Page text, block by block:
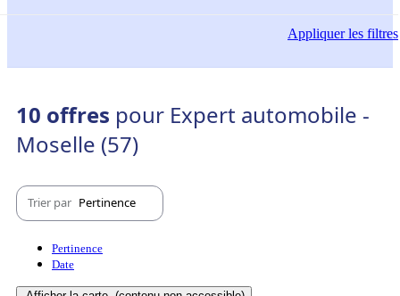
Appliquerles filtres
10 offres pour Expert automobile -
Moselle (57)
Trier par Pertinence
Pertinence
Date